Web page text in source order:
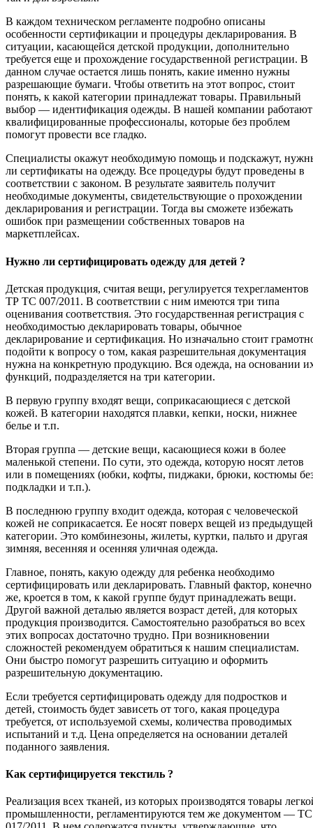
В каждом техническом регламенте подробно описаны
особенности сертификации и процедуры декларирования. В
ситуации, касающейся детской продукции, дополнительно
требуется еще и прохождение государственной регистрации. В
данном случае остается лишь понять, какие именно нужны
разрешающие бумаги. Чтобы ответить на этот вопрос, стоит
понять, к какой категории принадлежат товары. Правильный
выбор — идентификация одежды. В нашей компании работают
квалифицированные профессионалы, которые без проблем
помогут провести все гладко.
Специалисты окажут необходимую помощь и подскажут,
ли сертификаты на одежду. Все процедуры будут проведены в
соответствии с законом. В результате заявитель получит
необходимые документы, свидетельствующие о прохождении
декларирования и регистрации. Тогда вы сможете избежать
ошибок при размещении собственных товаров на
маркетплейсах.
Нужно ли сертифицировать одежду для детей ?
Детская продукция, считая вещи, регулируется техрегламентов
ТР ТС 007/2011. В соответствии с ним имеются три типа
оценивания соответствия. Это государственная регистрация с
необходимостью декларировать товары, обычное
декларирование и сертификация. Но изначально стоит
подойти к вопросу о том, какая разрешительная документация
нужна на конкретную продукцию. Вся одежда, на основании
функций, подразделяется на три категории.
В первую группу входят вещи, соприкасающиеся с детской
кожей. В категории находятся плавки, кепки, носки, нижнее
белье и т.п.
Вторая группа — детские вещи, касающиеся кожи в более
маленькой степени. По сути, это одежда, которую носят летов
или в помещениях (юбки, кофты, пиджаки, брюки, костюмы
подкладки и т.п.).
В последнюю группу входит одежда, которая с человеческой
кожей не соприкасается. Ее носят поверх вещей из предыдущей
категории. Это комбинезоны, жилеты, куртки, пальто и другая
зимняя, весенняя и осенняя уличная одежда.
Главное, понять, какую одежду для ребенка необходимо
сертифицировать или декларировать. Главный фактор, конечно
же, кроется в том, к какой группе будут принадлежать вещи.
Другой важной деталью является возраст детей, для которых
продукция производится. Самостоятельно разобраться во всех
этих вопросах достаточно трудно. При возникновении
сложностей рекомендуем обратиться к нашим специалистам.
Они быстро помогут разрешить ситуацию и оформить
разрешительную документацию.
Если требуется сертифицировать одежду для подростков и
детей, стоимость будет зависеть от того, какая процедура
требуется, от используемой схемы, количества проводимых
испытаний и т.д. Цена определяется на основании деталей
поданного заявления.
Как сертифицируется текстиль ?
Реализация всех тканей, из которых производятся товары
промышленности, регламентируются тем же документом — ТС